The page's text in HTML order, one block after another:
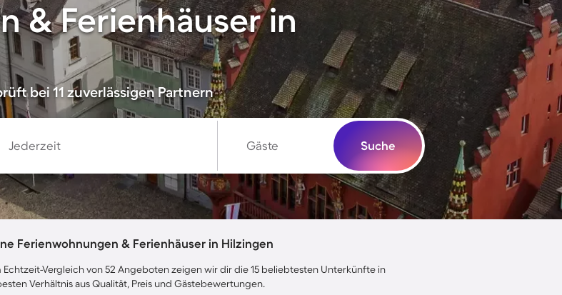
& Ferienhäuser in
bei 11 zuverlässigen Partnern
Jederzeit Gäste Suche
Ferienwohnungen & Ferienhäuser in Hilzingen
Echtzeit-Vergleich von 52 Angeboten zeigen wir dir die 15 beliebtesten Unterkünfte in
Verhältnis aus Qualität, Preis und Gästebewertungen.